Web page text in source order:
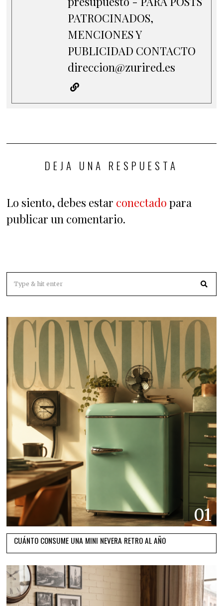
PATROCINADOS,
MENCIONES Y
PUBLICIDAD CONTACTO
direccion@zurired.es
DEJA UNA RESPUESTA
Lo siento, debes estar conectado para
publicar un comentario.
01
CUÁNTO CONSUME UNA MINI NEVERA RETRO AL AÑO